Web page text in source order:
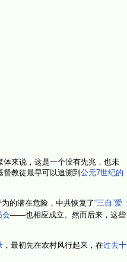
来说，这是一个没有先兆，也未
教徒最早可以追溯到 公元7世纪的
的潜在危险，中共恢复了“三自”爱
会——也相应成立。然而后来，这些
，最初先在农村风行起来，在过去十